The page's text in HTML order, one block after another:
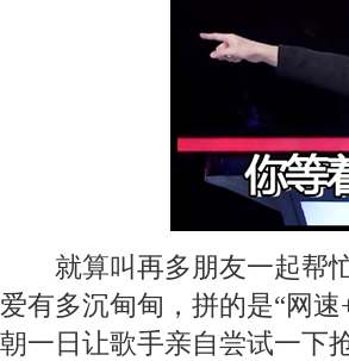
就算叫再多朋友一起帮忙
爱有多沉甸甸，拼的是“网
朝一日让歌手亲自尝试一